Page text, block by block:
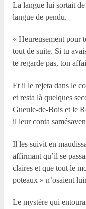
La langue lui sortait
langue de pendu.
« Heureusement pour
tout de suite. Si tu
te regarde pas, ton
Et il le rejeta dans le
et resta là quelques
Gueule-de-Bois et le
il leur conta
Il les suivit en
affirmant qu’il se
claires et que tout le
poteaux » n’osaient
Le mystère qui